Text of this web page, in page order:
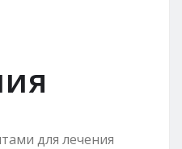
для лечения